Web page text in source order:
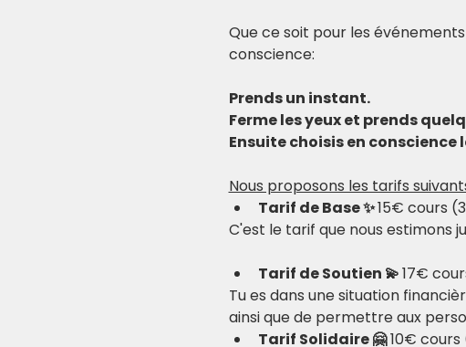
Que ce soit pour les
conscience:
Prends un instant.
Ferme les yeux et prends
Ensuite choisis en
Nous proposons les tarifs
Tarif de Base ✨ 15€ cours
C'est le tarif que nous estimons
Tarif de Soutien 💫 17€
Tu es dans une situation
ainsi que de permettre aux
Tarif Solidaire 🤗 10€ cours